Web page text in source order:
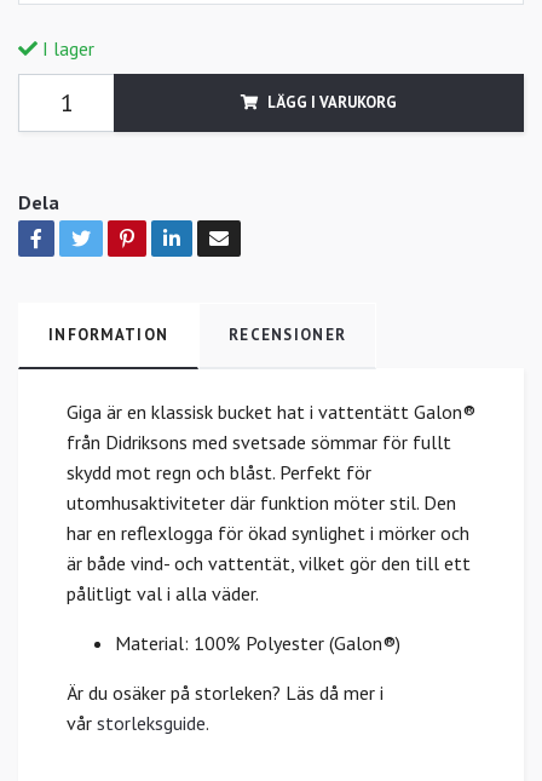
I lager
LÄGG I VARUKORG
Dela
INFORMATION RECENSIONER
Giga är en klassisk bucket hat i vattentätt Galon®
från Didriksons med svetsade sömmar för fullt
skydd mot regn och blåst. Perfekt för
utomhusaktiviteter där funktion möter stil. Den
har en reflexlogga för ökad synlighet i mörker och
är både vind- och vattentät, vilket gör den till ett
pålitligt val i alla väder.
Material: 100% Polyester (Galon®)
Är du osäker på storleken? Läs då mer i
vår storleksguide.